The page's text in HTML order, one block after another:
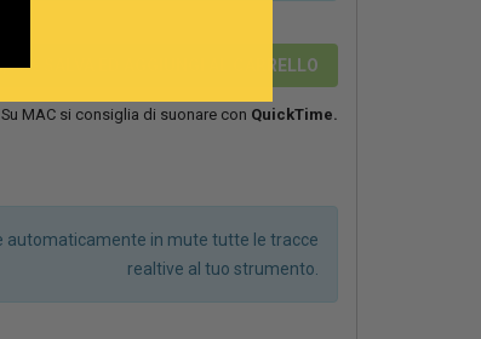
€ SALVA ED AGGIUNGI AL CARRELLO
Su MAC si consiglia di suonare con QuickTime.
automaticamente in mute tutte le tracce
realtive al tuo strumento.